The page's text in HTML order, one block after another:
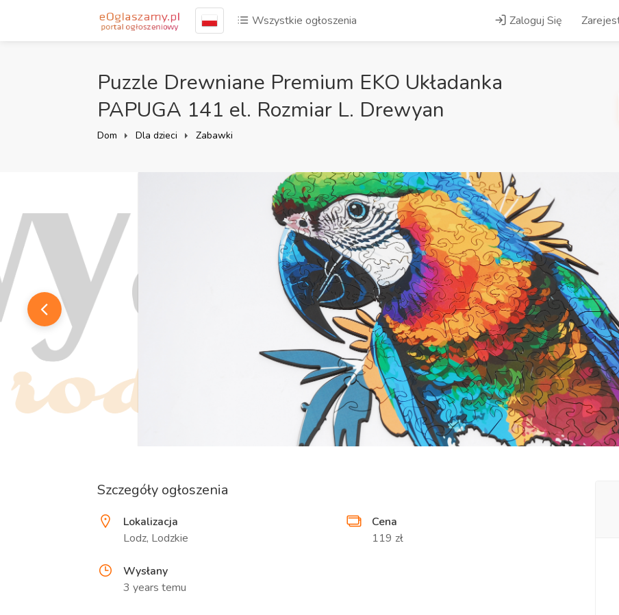
Wszystkie ogłoszenia Zaloguj Się
Puzzle Drewniane Premium EKO Układanka
PAPUGA 141 el. Rozmiar L. Drewyan
Dom Dla dzieci Zabawki
Szczegóły ogłoszenia
Lokalizacja
Lodz, Lodzkie
Cena
119 zł
Wysłany
3 years temu